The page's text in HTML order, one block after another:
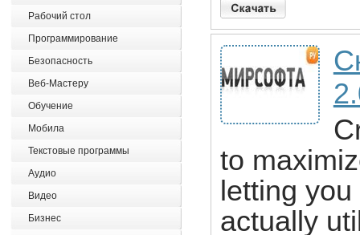
Рабочий стол
Программирование
Безопасность
Веб-Мастеру
Обучение
Мобила
Текстовые программы
Аудио
Видео
Бизнес
to
letting
actually